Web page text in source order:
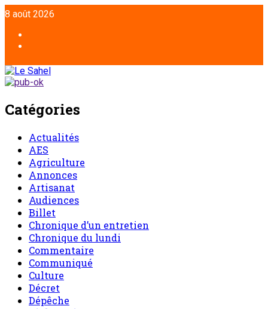
8 août 2026
Catégories
Actualités
AES
Agriculture
Annonces
Artisanat
Audiences
Billet
Chronique d’un entretien
Chronique du lundi
Commentaire
Communiqué
Culture
Décret
Dépêche